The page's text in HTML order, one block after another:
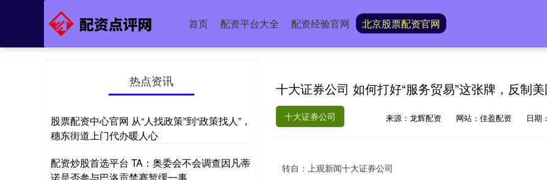
首页 配资平台大全 配资经验官网 北京股票配资官网
十大证券公司 如何打好“服务贸易”这张牌，反制
十大证券公司 来源：龙辉配资 网站：佳盈配资 日期
转自：上观新闻十大证券公司
热点资讯
股票配资中心官网 从“人找政策”到“政策找人”，
穗东街道上门代办暖人心
配资炒股首选平台 TA：奥委会不会调查因凡蒂